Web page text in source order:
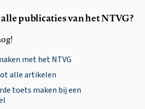
publicaties van het NTVG?
met het NTVG
alle artikelen
toets maken bij een